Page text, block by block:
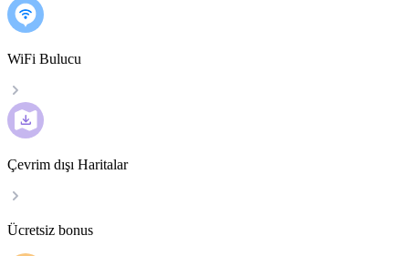
WiFi Bulucu
Çevrim dışı Haritalar
Ücretsiz bonus